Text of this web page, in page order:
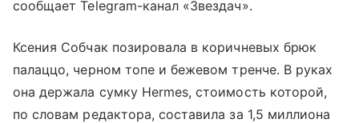
сообщает Telegram-канал «Звездач».
Ксения Собчак позировала в коричневых брюк
палаццо, черном топе и бежевом тренче. В руках
она держала сумку Hermes, стоимость которой,
по словам редактора, составила за 1,5 миллиона